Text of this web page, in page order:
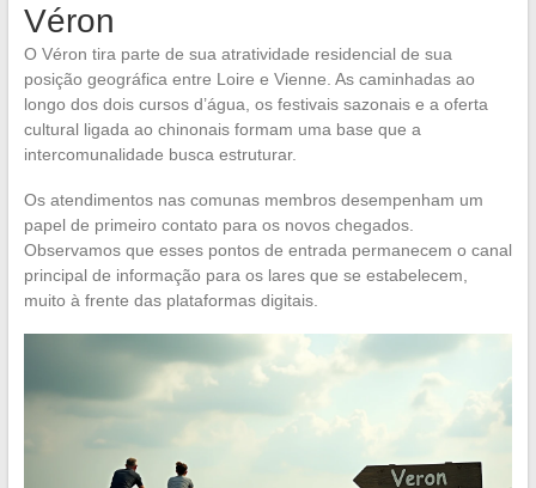
Véron
O Véron tira parte de sua atratividade residencial de sua
posição geográfica entre Loire e Vienne. As caminhadas ao
longo dos dois cursos d’água, os festivais sazonais e a oferta
cultural ligada ao chinonais formam uma base que a
intercomunalidade busca estruturar.
Os atendimentos nas comunas membros desempenham um
papel de primeiro contato para os novos chegados.
Observamos que esses pontos de entrada permanecem o canal
principal de informação para os lares que se estabelecem,
muito à frente das plataformas digitais.